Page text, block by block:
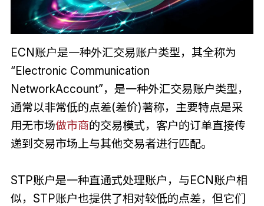
ECN账户是一种外汇交易账户类型，其全称为
“Electronic Communication
NetworkAccount”，是一种外汇交易账户类型，
通常以非常低的点差(差价)著称，主要特点是采
用无市场做市商的交易模式，客户的订单直接传
递到交易市场上与其他交易者进行匹配。
STP账户是一种直通式处理账户，与ECN账户相
似，STP账户也提供了相对较低的点差，但它们